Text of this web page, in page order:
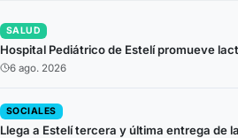
SALUD
Hospital Pediátrico de Estelí promueve
6 ago. 2026
SOCIALES
Llega a Estelí tercera y última entrega de